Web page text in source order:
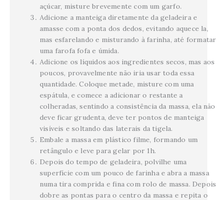
açúcar, misture brevemente com um garfo.
Adicione a manteiga diretamente da geladeira e
amasse com a ponta dos dedos, evitando aquece la,
mas esfarelando e misturando à farinha, até formatar
uma farofa fofa e úmida.
Adicione os líquidos aos ingredientes secos, mas aos
poucos, provavelmente não iria usar toda essa
quantidade. Coloque metade, misture com uma
espátula, e comece a adicionar o restante a
colheradas, sentindo a consistência da massa, ela não
deve ficar grudenta, deve ter pontos de manteiga
visíveis e soltando das laterais da tigela.
Embale a massa em plástico filme, formando um
retângulo e leve para gelar por 1h.
Depois do tempo de geladeira, polvilhe uma
superfície com um pouco de farinha e abra a massa
numa tira comprida e fina com rolo de massa. Depois
dobre as pontas para o centro da massa e repita o